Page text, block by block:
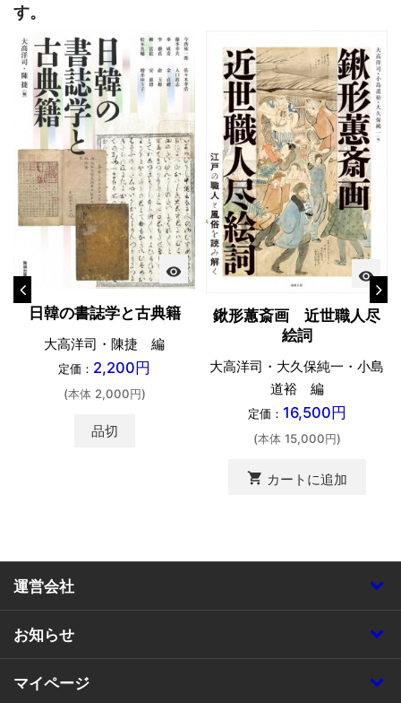
す。
visibility
日韓の書誌学と古典籍
大高洋司・陳捷 編
定価： 2,200円
(本体 2,000円)
品切
visibility
鍬形蕙斎画 近世職人尽
絵詞
大高洋司・大久保純一・小島
道裕 編
定価： 16,500円
(本体 15,000円)
shopping_cart カートに追加
運営会社
お知らせ
マイページ